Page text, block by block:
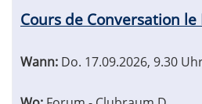
Cours de Conversation
Wann: Do. 17.09.2026, 9.30